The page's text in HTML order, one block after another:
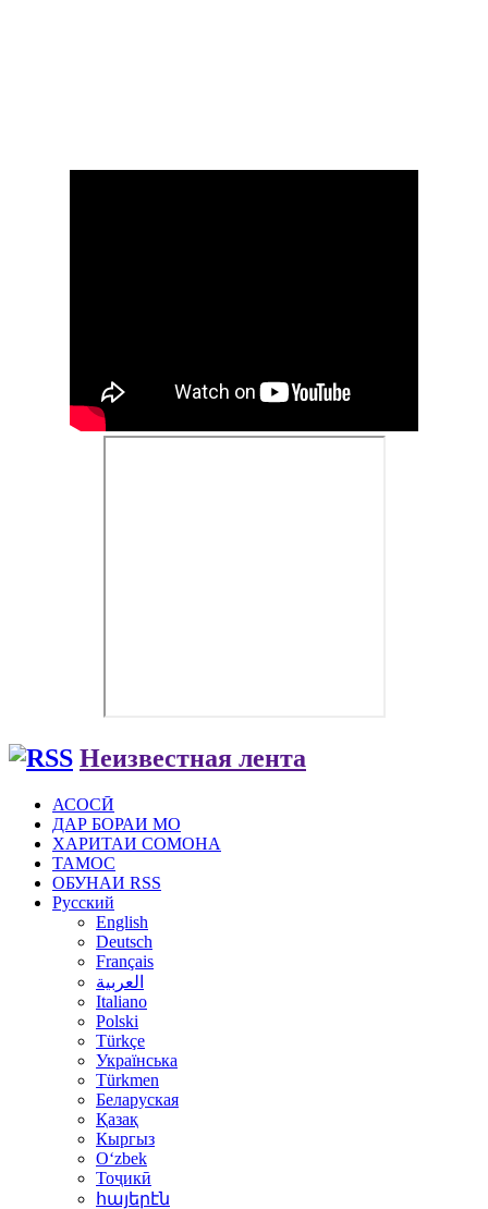
Неизвестная лента
АСОСӢ
ДАР БОРАИ МО
ХАРИТАИ СОМОНА
ТАМОС
ОБУНАИ RSS
Русский
English
Deutsch
Français
العربية
Italiano
Polski
Türkçe
Українська
Türkmen
Беларуская
Қазақ
Кыргыз
Oʻzbek
Тоҷикӣ
հայերէն